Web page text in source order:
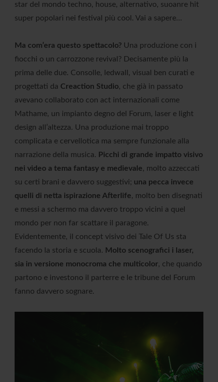
star del mondo techno, house, alternativo, suoanre hit
super popolari nei festival più cool. Vai a sapere…
Ma com’era questo spettacolo? Una produzione con i
fiocchi o un carrozzone revival? Decisamente più la
prima delle due. Consolle, ledwall, visual ben curati e
progettati da Creaction Studio, che già in passato
avevano collaborato con act internazionali come
Mathame, un impianto degno del Forum, laser e light
design all’altezza. Una produzione mai troppo
complicata e cervellotica ma sempre funzionale alla
narrazione della musica. Picchi di grande impatto visivo
nei video a tema fantasy e medievale, molto azzeccati
su certi brani e davvero suggestivi; una pecca invece
quelli di netta ispirazione Afterlife, molto ben disegnati
e messi a schermo ma davvero troppo vicini a quel
mondo per non far scattare il paragone.
Evidentemente, il concept visivo dei Tale Of Us sta
facendo la storia e scuola. Molto scenografici i laser,
sia in versione monocroma che multicolor, che quando
partono e investono il parterre e le tribune del Forum
fanno davvero sognare.